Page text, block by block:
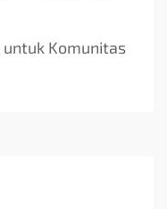
Komunitas